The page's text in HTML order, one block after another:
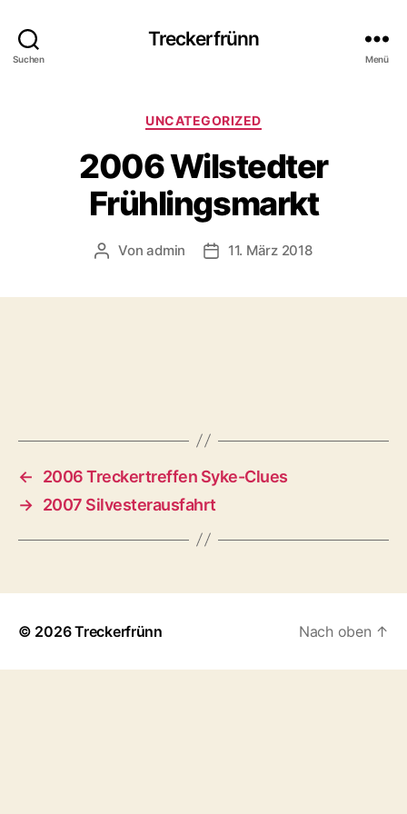
Suchen
Treckerfrünn
Menü
Kategorien
UNCATEGORIZED
2006 Wilstedter
Frühlingsmarkt
Beitragsautor
Vonadmin Veröffentlichungsdatum
11. März 2018
←
2006 Treckertreffen Syke-Clues
→ 2007 Silvesterausfahrt
© 2026Treckerfrünn Nach oben ↑